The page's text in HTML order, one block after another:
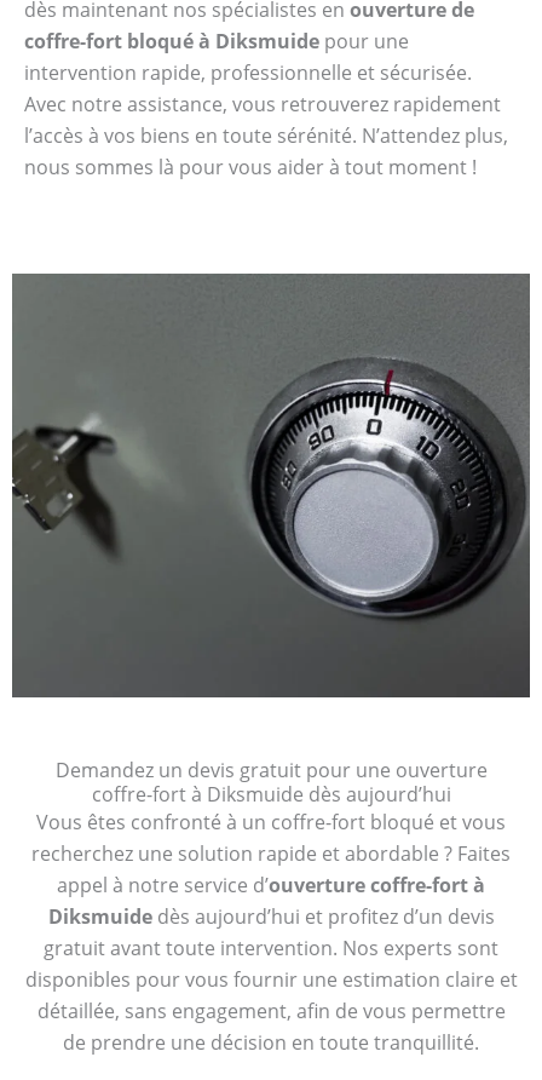
dès maintenant nos spécialistes en ouverture de
coffre-fort bloqué à Diksmuide pour une
intervention rapide, professionnelle et sécurisée.
Avec notre assistance, vous retrouverez rapidement
l’accès à vos biens en toute sérénité. N’attendez plus,
nous sommes là pour vous aider à tout moment !
Demandez un devis gratuit pour une ouverture
coffre-fort à Diksmuide dès aujourd’hui
Vous êtes confronté à un coffre-fort bloqué et vous
recherchez une solution rapide et abordable ? Faites
appel à notre service d’ouverture coffre-fort à
Diksmuidedès aujourd’hui et profitez d’un devis
gratuit avant toute intervention. Nos experts sont
disponibles pour vous fournir une estimation claire et
détaillée, sans engagement, afin de vous permettre
de prendre une décision en toute tranquillité.